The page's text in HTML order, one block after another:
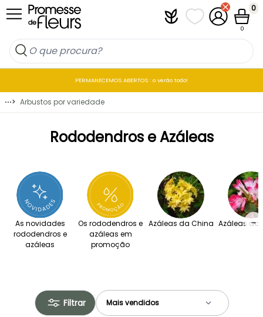
Ir para o Conteúdo PlantfitAs minhas listas
A minha
0
0
PERMANECEMOS ABERTOS : o verão todo!
⋯> Arbustos por variedade
Rododendros e Azáleas
As novidades
rododendros e
azáleas
Os rododendros e
azáleas em
promoção
Azáleas da China Azáleas do
→
Filtrar